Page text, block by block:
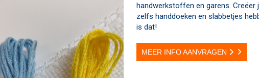
handwerkstoffen en garens.
zelfs handdoeken en slabbetjes
is dat!
MEER INFO AANVRAGEN